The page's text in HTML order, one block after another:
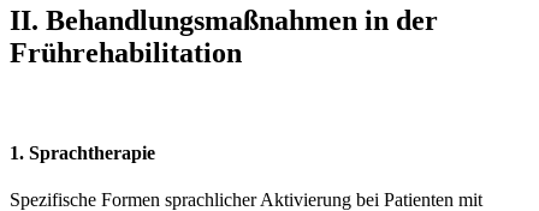
II. Behandlungsmaßnahmen in der
Frührehabilitation
1. Sprachtherapie
Spezifische Formen sprachlicher Aktivierung bei Patienten mit